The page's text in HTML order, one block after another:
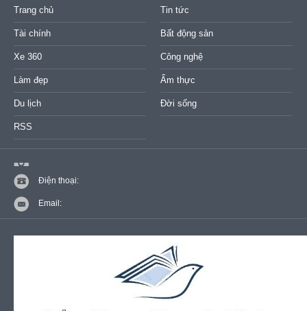
Trang chủ Tin tức
Tài chính Bất động sản
Xe 360 Công nghệ
Làm đẹp Ẩm thực
Du lịch Đời sống
RSS
Điện thoại:
Email: